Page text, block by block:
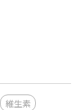
維生素